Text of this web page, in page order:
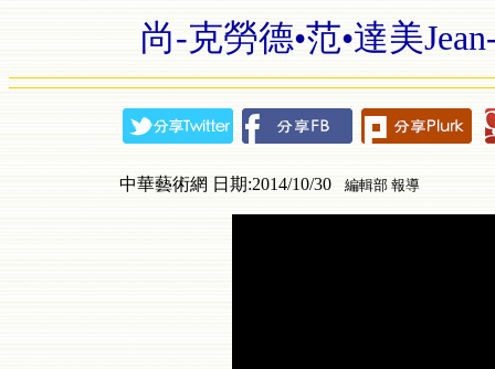
尚-克勞德•范•達美
中華藝術網 日期:2014/10/30 編輯部 報導